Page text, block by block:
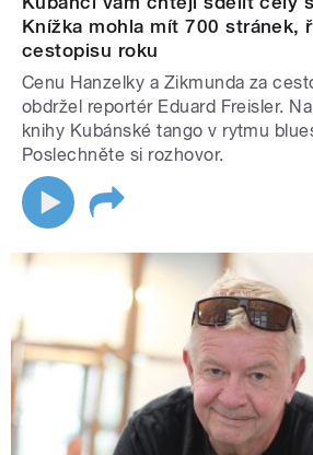
Knížka mohla mít 700 stránek,
cestopisu roku
Cenu Hanzelky a Zikmunda za
obdržel reportér Eduard Freisler.
knihy Kubánské tango v rytmu
Poslechněte si rozhovor.